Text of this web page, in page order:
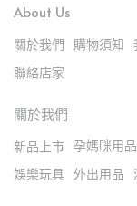
About Us
關於我們 購物須知
聯絡店家
關於我們
新品上市 孕媽咪用品
娛樂玩具 外出用品